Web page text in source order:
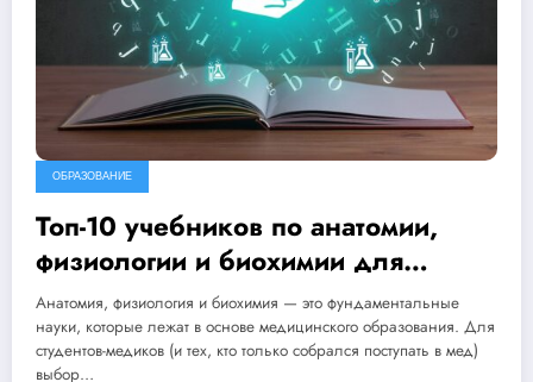
ОБРАЗОВАНИЕ
Топ-10 учебников по анатомии,
физиологии и биохимии для
студентов
Анатомия, физиология и биохимия — это фундаментальные
науки, которые лежат в основе медицинского образования. Для
студентов-медиков (и тех, кто только собрался поступать в мед)
выбор…